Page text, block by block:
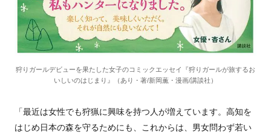
狩りガールデビューを果たした女子のコミックエッセイ『狩りガールが旅するお
いしいのはじまり』（あり・著/新岡薫・漫画/講談社）
「最近は女性でも狩猟に興味を持つ人が増えています。高知を
はじめ日本の森を守るためにも、これからは、男女問わず若い